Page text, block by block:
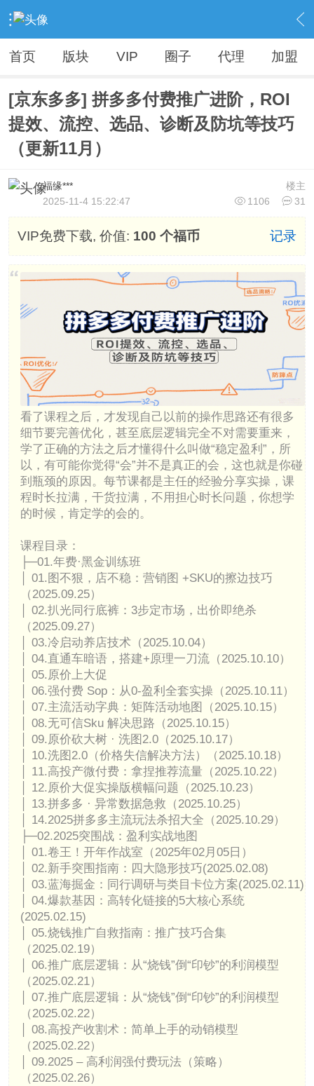
› Vip精品资源（人无我有，人有我优） ›
电商VIP资源【全网不加密】
内容
首页 版块 VIP 圈子 代理 加盟
[京东多多] 拼多多付费推广进阶，ROI
提效、流控、选品、诊断及防坑等技巧
（更新11月）
楼主
福缘***
1106
31
2025-11-4 15:22:47
VIP免费下载, 价值: 100 个福币 记录
看了课程之后，才发现自己以前的操作思路还有很多
细节要完善优化，甚至底层逻辑完全不对需要重来，
学了正确的方法之后才懂得什么叫做“稳定盈利”，所
以，有可能你觉得“会”并不是真正的会，这也就是你碰
到瓶颈的原因。每节课都是主任的经验分享实操，课
程时长拉满，干货拉满，不用担心时长问题，你想学
的时候，肯定学的会的。
课程目录：
├─01.年费·黑金训练班
│ 01.图不狠，店不稳：营销图 +SKU的擦边技巧
（2025.09.25）
│ 02.扒光同行底裤：3步定市场，出价即绝杀
（2025.09.27）
│ 03.冷启动养店技术（2025.10.04）
│ 04.直通车暗语，搭建+原理一刀流（2025.10.10）
│ 05.原价上大促
│ 06.强付费 Sop：从0-盈利全套实操（2025.10.11）
│ 07.主流活动字典：矩阵活动地图（2025.10.15）
│ 08.无可信Sku 解决思路（2025.10.15）
│ 09.原价砍大树 · 洗图2.0（2025.10.17）
│ 10.洗图2.0（价格失信解决方法）（2025.10.18）
│ 11.高投产微付费：拿捏推荐流量（2025.10.22）
│ 12.原价大促实操版横幅问题（2025.10.23）
│ 13.拼多多 · 异常数据急救（2025.10.25）
│ 14.2025拼多多主流玩法杀招大全（2025.10.29）
├─02.2025突围战：盈利实战地图
│ 01.卷王！开年作战室（2025年02月05日）
│ 02.新手突围指南：四大隐形技巧(2025.02.08)
│ 03.蓝海掘金：同行调研与类目卡位方案(2025.02.11)
│ 04.爆款基因：高转化链接的5大核心系统
(2025.02.15)
│ 05.烧钱推广自救指南：推广技巧合集
（2025.02.19）
│ 06.推广底层逻辑：从“烧钱”倒“印钞”的利润模型
（2025.02.21）
│ 07.推广底层逻辑：从“烧钱”倒“印钞”的利润模型
（2025.02.22）
│ 08.高投产收割术：简单上手的动销模型
（2025.02.22）
│ 09.2025 – 高利润强付费玩法（策略）
（2025.02.26）